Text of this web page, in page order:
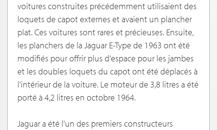
voitures construites précédemment utilisaient des
loquets de capot externes et avaient un plancher
plat. Ces voitures sont rares et précieuses. Ensuite,
les planchers de la Jaguar E-Type de 1963 ont été
modifiés pour offrir plus d'espace pour les jambes
et les doubles loquets du capot ont été déplacés à
l'intérieur de la voiture. Le moteur de 3,8 litres a été
porté à 4,2 litres en octobre 1964.
Jaguar a été l'un des premiers constructeurs